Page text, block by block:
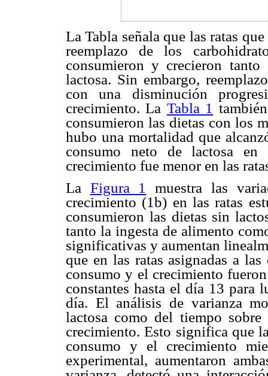
La Tabla señala que las ratas
reemplazo de los
consumieron y crecieron
lactosa. Sin embargo,
con una disminución
crecimiento. La Tabla 1
consumieron las dietas con los
hubo una mortalidad que
consumo neto de lactosa
crecimiento fue menor en las
La Figura 1
muestra las
crecimiento (1b) en las ratas
consumieron las dietas sin
tanto la ingesta de alimento
significativas y aumentan
que en las ratas asignadas a
consumo y el crecimiento
constantes hasta el día 13 para
día. El análisis de varianza
lactosa como del tiempo
crecimiento. Esto significa que
consumo y el crecimiento
experimental, aumentaron